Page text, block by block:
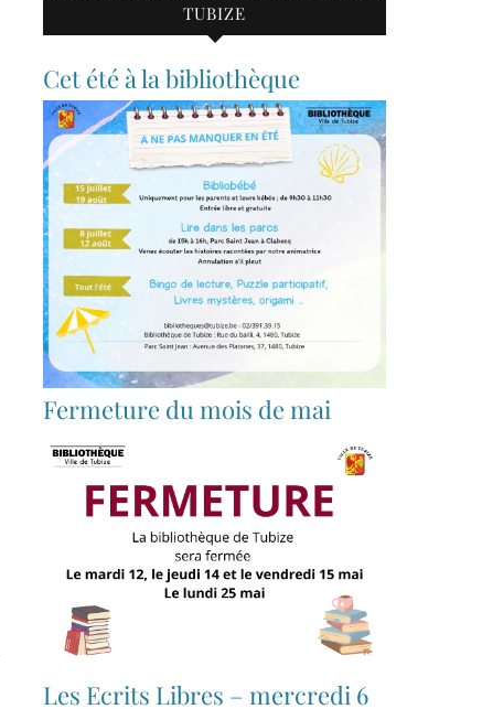
TUBIZE
Cet été à la bibliothèque
Fermeture du mois de mai
Les Ecrits Libres – mercredi 6